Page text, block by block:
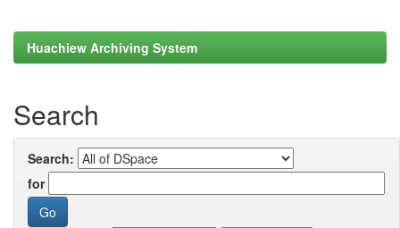
Huachiew Archiving System
Search
Search:
for